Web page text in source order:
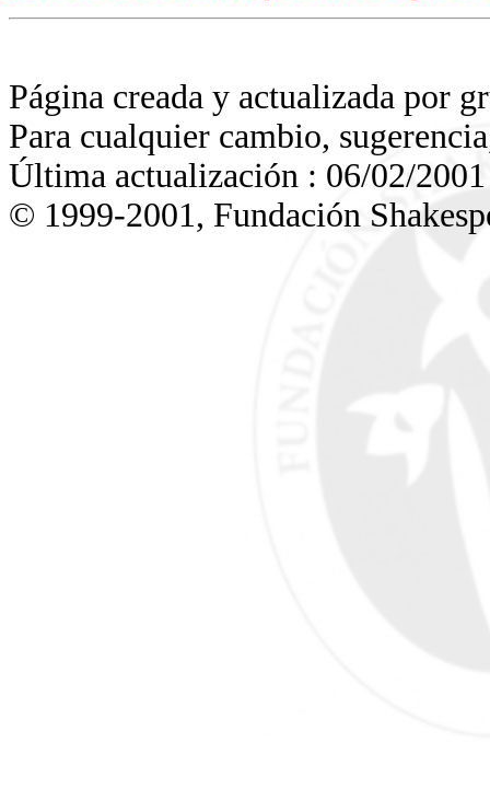
Página creada y actualizada por
Para cualquier cambio,
Última actualización : 06/02/2001
© 1999-2001, Fundación